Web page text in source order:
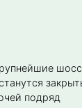
подряд